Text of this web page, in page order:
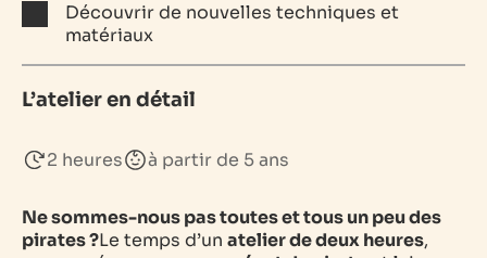
Découvrir de nouvelles techniques et
matériaux
L’atelier en détail
2 heures à partir de 5 ans
Ne sommes-nous pas toutes et tous un peu des
pirates ?Le temps d’un atelier de deux heures,